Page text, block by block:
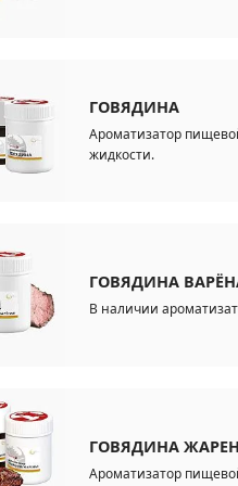
ГОВЯДИНА
Ароматизатор
жидкости.
ГОВЯДИНА
В наличии
ГОВЯДИНА
Ароматизатор